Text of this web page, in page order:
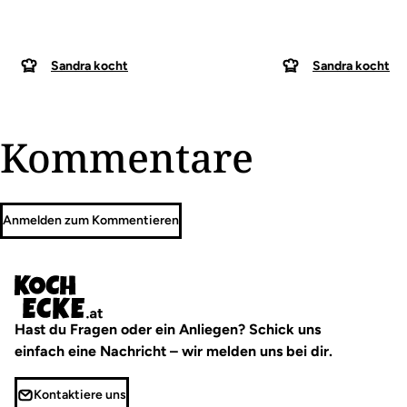
Sandra kocht Sandra kocht
Kommentare
Anmelden zum Kommentieren
Hast du Fragen oder ein Anliegen? Schick uns
einfach eine Nachricht – wir melden uns bei dir.
Kontaktiere uns